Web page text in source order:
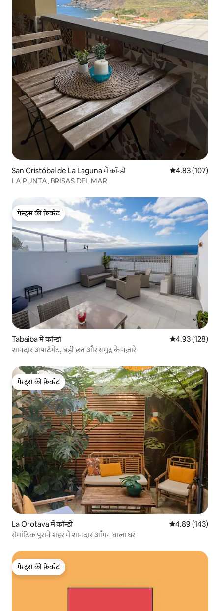
San Cristóbal de La Laguna में कॉन्डो औसत रेटिंग 5 में से
4.83 (107)
LA PUNTA, BRISAS DEL MAR
गेस्ट्स की फ़ेवरेट
गेस्ट्स की फ़ेवरेट
Tabaiba में कॉन्डो औसत रेटिंग 5 में से
4.93 (128)
शानदार अपार्टमेंट, बड़ी छत और समुद्र के नज़ारे
गेस्ट्स की फ़ेवरेट
गेस्ट्स की फ़ेवरेट
La Orotava में कॉन्डो औसत रेटिंग 5 में से
4.89 (143)
रोमांटिक पुराने शहर में शानदार आँगन वाला घर
गेस्ट्स की फ़ेवरेट
गेस्ट्स की फ़ेवरेट